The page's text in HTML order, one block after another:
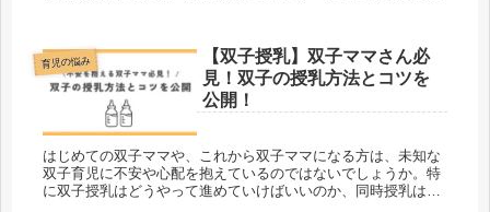
グです。
育児の悩み
【双子授乳】双子ママさん必
見！双子の授乳方法とコツを
公開！
はじめての双子ママや、これから双子ママになる方は、未知な
双子育児に不安や心配を抱えているのではないでしょうか。特
に双子授乳はどうやって進めていけばいいのか、同時授乳はで